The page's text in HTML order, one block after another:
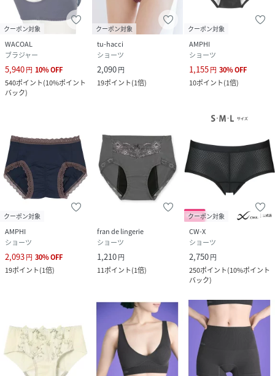
クーポン対象
WACOAL
ブラジャー
5,940円 10%OFF
540ポイント(10%ポイント
バック)
クーポン対象
tu-hacci
ショーツ
2,090円
19ポイント(1倍)
クーポン対象
AMPHI
ショーツ
1,155円 30%OFF
10ポイント(1倍)
クーポン対象
AMPHI
ショーツ
2,093円 30%OFF
19ポイント(1倍)
fran de lingerie
ショーツ
1,210円
11ポイント(1倍)
クーポン対象
CW-X
ショーツ
2,750円
250ポイント(10%ポイント
バック)